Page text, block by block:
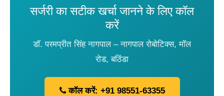
सर्जरी का सटीक खर्चा जानने के लिए कॉल
करें
डॉ. परमप्रीत सिंह नागपाल – नागपाल रोबोटिक्स, मॉल
रोड, बठिंडा
कॉल करें: +91 98551-63355